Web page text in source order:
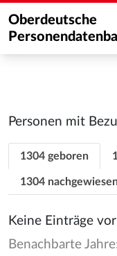
Oberdeutsche
Personen mit
1304 geboren
1304 nachgewiesen
Keine Einträge
Benachbarte